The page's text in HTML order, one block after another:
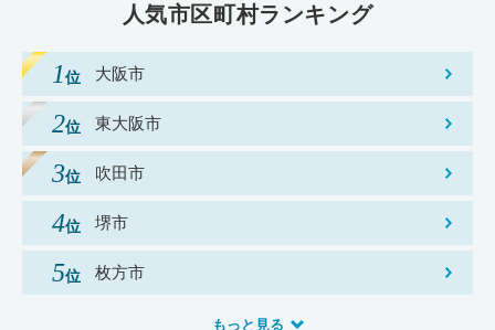
人気市区町村ランキング
大阪市
東大阪市
吹田市
堺市
枚方市
もっと見る